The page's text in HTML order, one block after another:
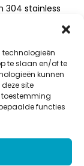
technologieën
te slaan en/of te
kunnen
site
toestemming
functies
304 stainless